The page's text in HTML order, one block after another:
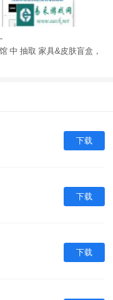
中 抽取 家具&皮肤盲盒，
下载
下载
下载